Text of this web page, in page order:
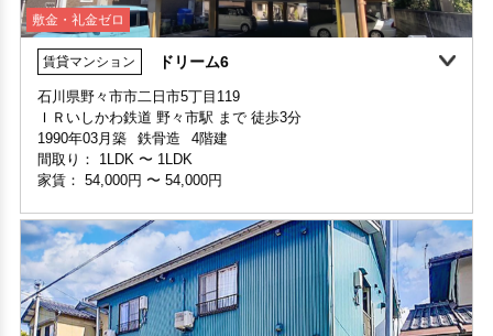
敷金・礼金ゼロ 360°案内
部屋号数 A205号室
家賃 58,000円・共益費 4,000円
階数 2階
間取り 1LDK・専有面積 33.54㎡
敷金 - ・礼金 -
保証人不要・代行 インターネット無料
賃貸マンション ドリーム6
石川県野々市市二日市5丁目119
ＩＲいしかわ鉄道 野々市駅 まで 徒歩3分
間取り：1LDK 〜 1LDK
家賃：54,000円 〜 54,000円